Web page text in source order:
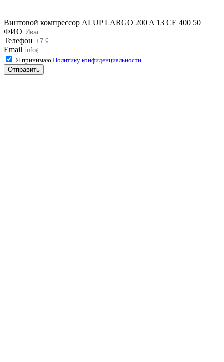
Винтовой компрессор ALUP LARGO 200 A 13 CE 400 50
ФИО
Телефон
Email
Я принимаю Политику конфиденциальности
Отправить